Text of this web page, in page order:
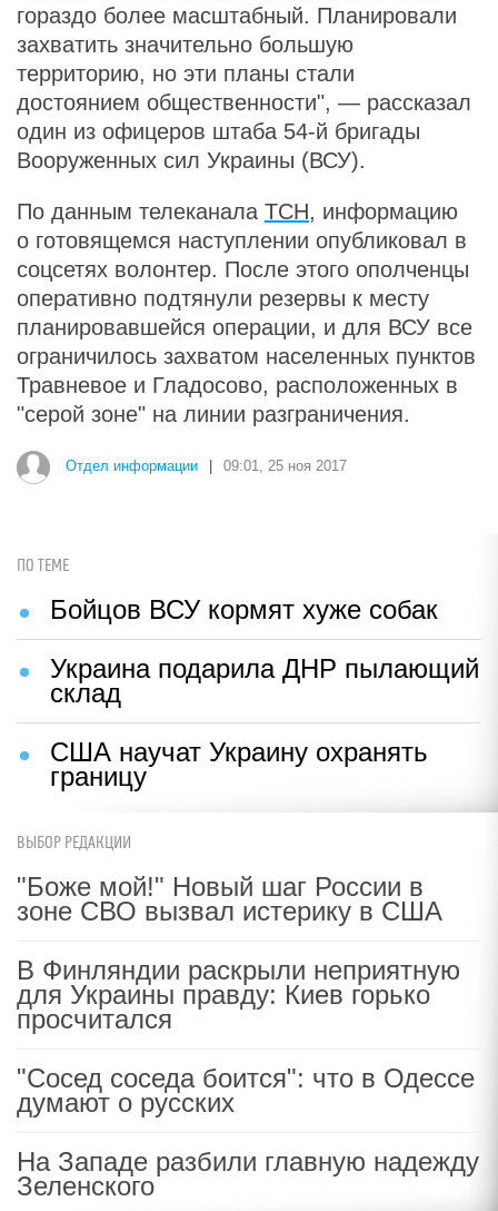
гораздо более масштабный. Планировали
захватить значительно большую
территорию, но эти планы стали
достоянием общественности", — рассказал
один из офицеров штаба 54-й бригады
Вооруженных сил Украины (ВСУ).
По данным телеканала ТСН, информацию
о готовящемся наступлении опубликовал в
соцсетях волонтер. После этого ополченцы
оперативно подтянули резервы к месту
планировавшейся операции, и для ВСУ все
ограничилось захватом населенных пунктов
Травневое и Гладосово, расположенных в
"серой зоне" на линии разграничения.
Отдел информации 09:01, 25 ноя 2017
ПО ТЕМЕ
Бойцов ВСУ кормят хуже собак
Украина подарила ДНР пылающий
склад
США научат Украину охранять
границу
ВЫБОР РЕДАКЦИИ
"Боже мой!" Новый шаг России в
зоне СВО вызвал истерику в США
В Финляндии раскрыли неприятную
для Украины правду: Киев горько
просчитался
"Сосед соседа боится": что в Одессе
думают о русских
На Западе разбили главную надежду
Зеленского